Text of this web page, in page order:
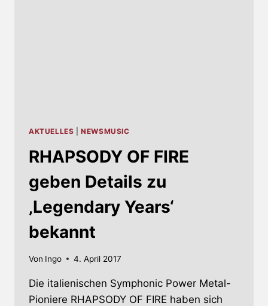
AKTUELLES |NEWSMUSIC
RHAPSODY OF FIRE
geben Details zu
‚Legendary Years‘
bekannt
Von Ingo 4. April 2017
Die italienischen Symphonic Power Metal-
Pioniere RHAPSODY OF FIRE haben sich